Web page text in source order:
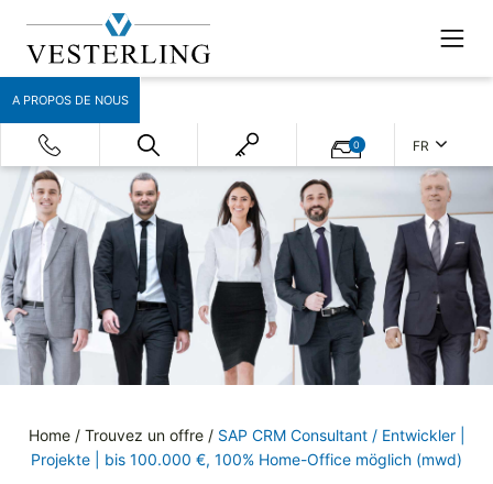
A PROPOS DE NOUS
0 FR
Home/ Trouvez un offre/ SAP CRM Consultant / Entwickler |
Projekte | bis 100.000 €, 100% Home-Office möglich (mwd)